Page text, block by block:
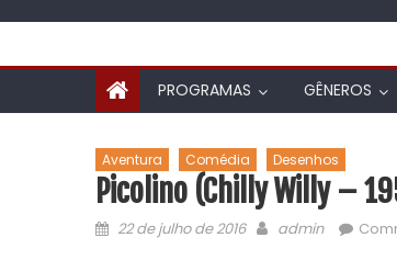
PROGRAMAS GÊNEROS
Aventura Comédia Desenhos
Picolino (Chilly Willy –
22 de julho de 2016 admin